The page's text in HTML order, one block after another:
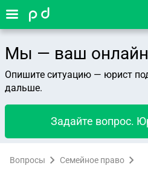
Мы — ваш онлайн-
Опишите ситуацию — юрист
дальше.
Задайте вопрос.
Вопросы Семейное право